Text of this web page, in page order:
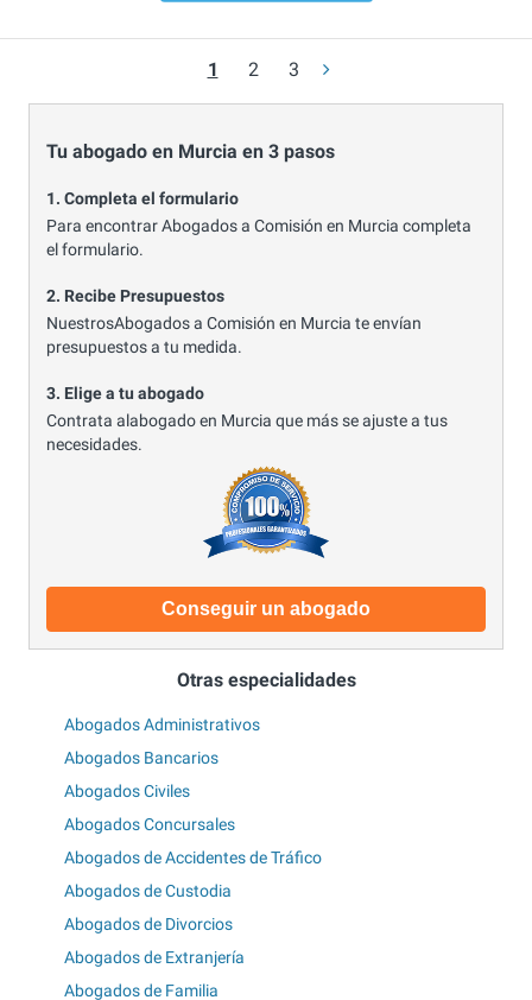
1 2 3
Tu abogado en Murcia en 3 pasos
1. Completa el formulario
Para encontrar Abogados a Comisión en Murcia completa
el formulario.
2. Recibe Presupuestos
NuestrosAbogados a Comisión en Murcia te envían
presupuestos a tu medida.
3. Elige a tu abogado
Contrata alabogado en Murcia que más se ajuste a tus
necesidades.
Conseguir un abogado
Otras especialidades
Abogados Administrativos
Abogados Bancarios
Abogados Civiles
Abogados Concursales
Abogados de Accidentes de Tráfico
Abogados de Custodia
Abogados de Divorcios
Abogados de Extranjería
Abogados de Familia